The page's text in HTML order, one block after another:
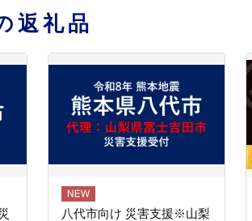
返礼品
八代市向け 災害支援※山梨